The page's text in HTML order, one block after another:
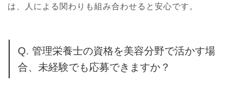
は、人による関わりも組み合わせると安心です。
Q. 管理栄養士の資格を美容分野で活かす場
合、未経験でも応募できますか？